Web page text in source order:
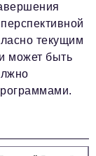
текущим
может быть